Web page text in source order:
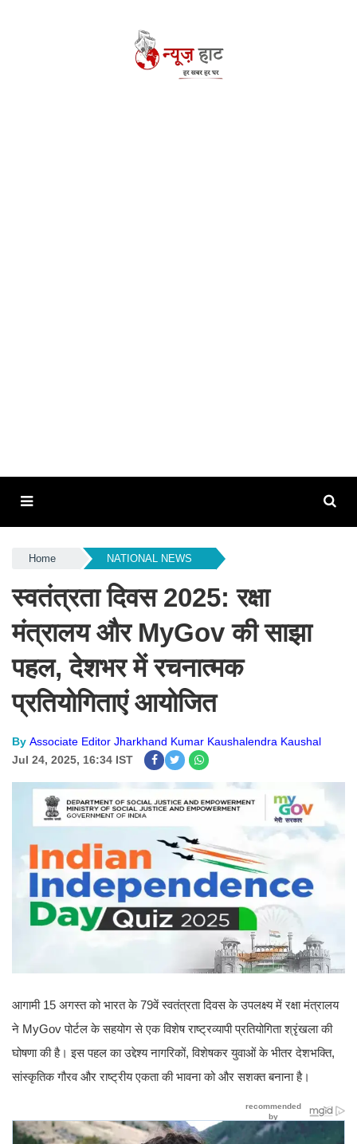
Home NATIONAL NEWS
स्वतंत्रता दिवस 2025: रक्षा
मंत्रालय और MyGov की साझा
पहल, देशभर में रचनात्मक
प्रतियोगिताएं आयोजित
By Associate Editor Jharkhand Kumar Kaushalendra Kaushal
Jul 24, 2025, 16:34 IST
आगामी 15 अगस्त को भारत के 79वें स्वतंत्रता दिवस के उपलक्ष्य में रक्षा मंत्रालय
ने MyGov पोर्टल के सहयोग से एक विशेष राष्ट्रव्यापी प्रतियोगिता श्रृंखला की
घोषणा की है। इस पहल का उद्देश्य नागरिकों, विशेषकर युवाओं के भीतर देशभक्ति,
सांस्कृतिक गौरव और राष्ट्रीय एकता की भावना को और सशक्त बनाना है।